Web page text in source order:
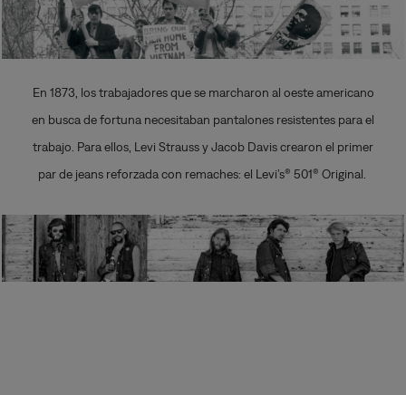
En 1873, los trabajadores que se marcharon al oeste americano
en busca de fortuna necesitaban pantalones resistentes para el
trabajo. Para ellos, Levi Strauss y Jacob Davis crearon el primer
par de jeans reforzada con remaches: el Levi’s® 501® Original.